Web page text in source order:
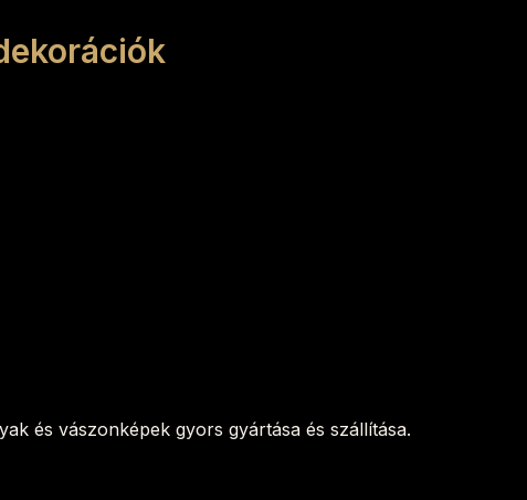
és vászonképek gyors gyártása és szállítása.